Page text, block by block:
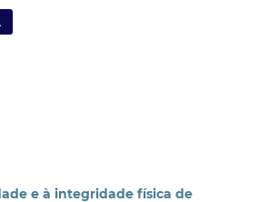
e à integridade física de